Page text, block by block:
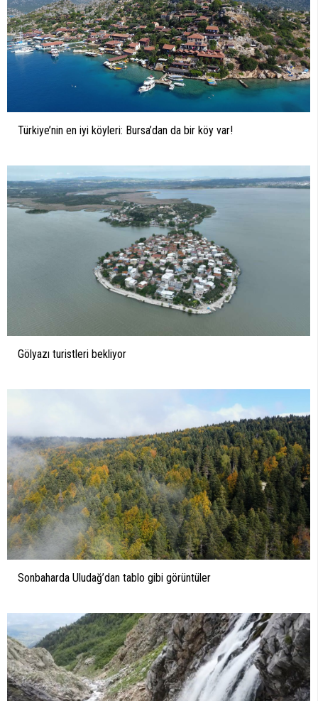
Türkiye’nin en iyi köyleri: Bursa’dan da bir köy var!
Gölyazı turistleri bekliyor
Sonbaharda Uludağ’dan tablo gibi görüntüler